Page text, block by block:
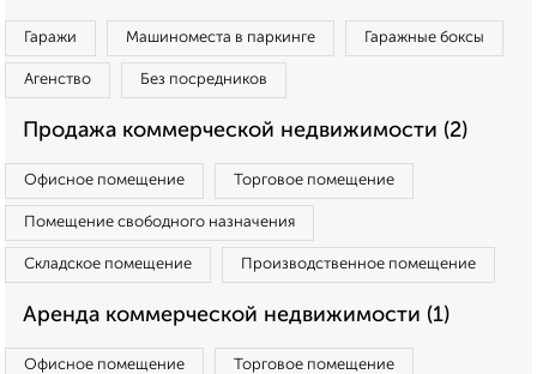
Гаражи Машиноместа в паркинге Гаражные боксы
Агенство Без посредников
Продажа коммерческой недвижимости (2)
Офисное помещение Торговое помещение
Помещение свободного назначения
Складское помещение Производственное помещение
Аренда коммерческой недвижимости (1)
Офисное помещение Торговое помещение